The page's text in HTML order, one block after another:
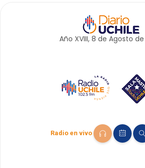
Año XVIII, 8 de Agosto
Radio en vivo